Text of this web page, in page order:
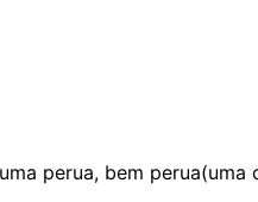
perua, bem perua(uma